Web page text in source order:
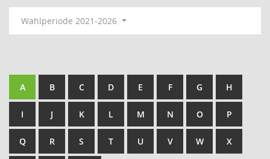
Wahlperiode 2021-2026
A B C D E F G H
I J K L M N O P
Q R S T U V W X